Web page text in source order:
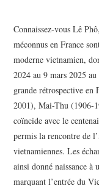
Connaissez-vous Lê
méconnus en France
moderne vietnamien,
2024 au 9 mars 2025 au
grande rétrospective en
2001), Mai-Thu (1906-
coïncide avec le
permis la rencontre de
vietnamiennes. Les
ainsi donné naissance
marquant l’entrée du